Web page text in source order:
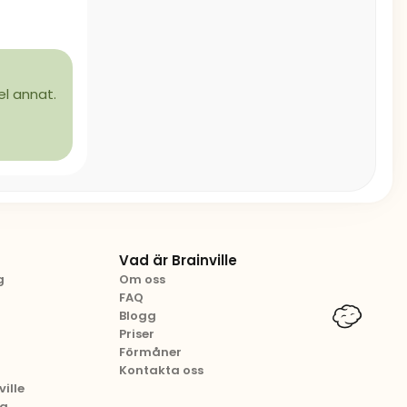
annat.
Vad är Brainville
Om oss
FAQ
Blogg
Priser
Förmåner
Kontakta oss